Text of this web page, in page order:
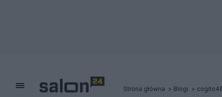
Strona główna Blogi